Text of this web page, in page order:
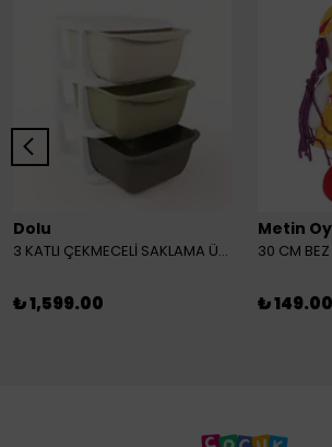
Dolu
3 KATLI ÇEKMECELİ SAKLAMA ÜNİTESİ
₺ 1,599.00
Metin
30 CM BEZ
₺ 149.00